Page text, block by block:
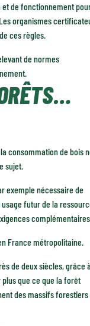
et de fonctionnement
organismes
ces règles.
de normes
consommation de bois
sujet.
exemple nécessaire de
futur de la
France métropolitaine.
de deux siècles, grâce
que ce que la forêt
des massifs forestiers